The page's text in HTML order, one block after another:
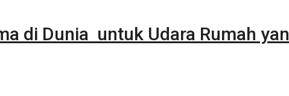
di Dunia untuk Udara Rumah